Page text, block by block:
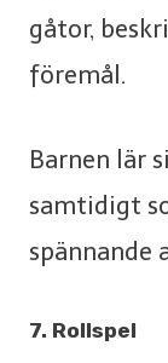
gåtor,
föremål.
Barnen lär
samtidigt
spännande
7. Rollspel